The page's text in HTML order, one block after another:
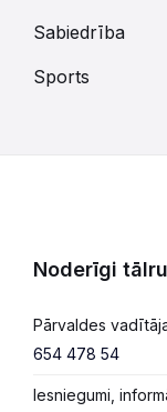
Sabiedrība
Sports
Noderīgi
Pārvaldes
654 478 54
Iesniegumi,